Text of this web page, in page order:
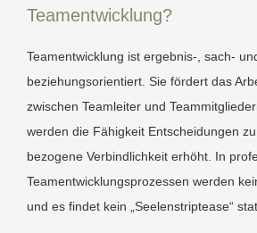
Teamentwicklung
Anspruch?
Teamentwicklung?
Teamentwicklung ist ergebnis-, sach-
beziehungsorientiert. Sie fördert das
zwischen Teamleiter und
werden die Fähigkeit Entscheidungen
bezogene Verbindlichkeit erhöht. In
Teamentwicklungsprozessen werden
und es findet kein „Seelenstriptease“